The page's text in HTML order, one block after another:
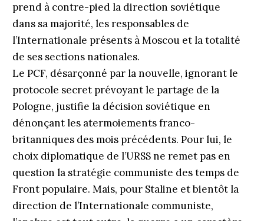
prend à contre-pied la direction soviétique
dans sa majorité, les responsables de
l’Internationale présents à Moscou et la totalité
de ses sections nationales.
Le PCF, désarçonné par la nouvelle, ignorant le
protocole secret prévoyant le partage de la
Pologne, justifie la décision soviétique en
dénonçant les atermoiements franco-
britanniques des mois précédents. Pour lui, le
choix diplomatique de l’URSS ne remet pas en
question la stratégie communiste des temps de
Front populaire. Mais, pour Staline et bientôt la
direction de l’Internationale communiste,